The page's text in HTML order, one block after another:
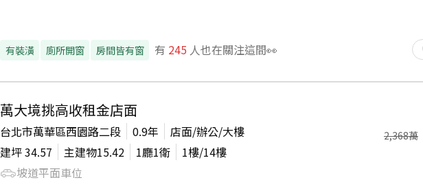
有裝潢 廁所開窗 房間皆有窗 有 245 人也在關注這間👀
萬大境挑高收租金店面
台北市萬華區西園路二段 0.9年
店面/辦公/大樓
建坪34.57 主建物15.42 1廳1衛 1樓/14樓
坡道平面車位
2,368萬